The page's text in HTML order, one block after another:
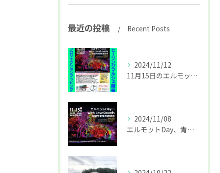
最近の投稿 Recent Posts
2024/11/12
11月15日のエルモットDay詳細
2024/11/08
エルモットDay、青梅初開催はプロジェクションマッピングも♪